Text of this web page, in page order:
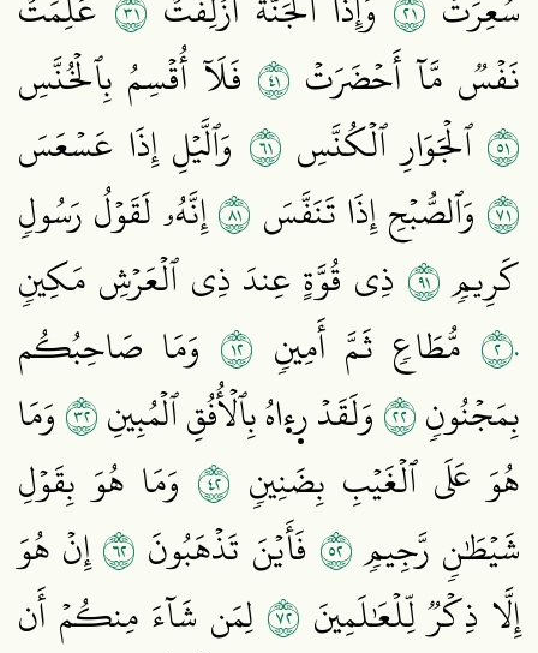
نَفۡسٞ مَّآ أَحۡضَرَتۡ ١٤ فَلَآ أُقۡسِمُ بِٱلۡخُنَّسِ
١٥ ٱلۡجَوَارِ ٱلۡكُنَّسِ ١٦ وَٱلَّيۡلِ إِذَا عَسۡعَسَ
١٧ وَٱلصُّبۡحِ إِذَا تَنَفَّسَ ١٨إِنَّهُۥ لَقَوۡلُ رَسُولٖ
كَرِيمٖ١٩ ذِي قُوَّةٍ عِندَ ذِي ٱلۡعَرۡشِ مَكِينٖ
٢٠ مُّطَاعٖ ثَمَّ أَمِينٖ ٢١ وَمَا صَاحِبُكُم
بِمَجۡنُونٖ٢٢وَلَقَدۡ رٜءٜاهُ بِٱلۡأُفُقِ ٱلۡمُبِينِ٢٣وَمَا
هُوَ عَلَى ٱلۡغَيۡبِ بِضَنِينٖ ٢٤ وَمَا هُوَ بِقَوۡلِ
شَيۡطَٰنٖ رَّجِيمٖ٢٥ فَأَيۡنَ تَذۡهَبُونَ ٢٦إِنۡ هُوَ
إِلَّا ذِكۡرٞ لِّلۡعَٰلَمِينَ ٢٧ لِمَن شَآءَ مِنكُمۡ أَن